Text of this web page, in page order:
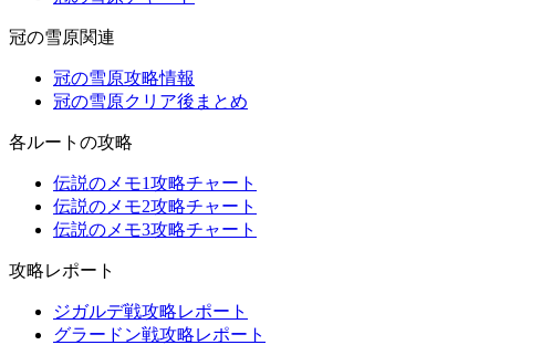
冠の雪原関連
冠の雪原攻略情報
冠の雪原クリア後まとめ
各ルートの攻略
伝説のメモ1攻略チャート
伝説のメモ2攻略チャート
伝説のメモ3攻略チャート
攻略レポート
ジガルデ戦攻略レポート
グラードン戦攻略レポート